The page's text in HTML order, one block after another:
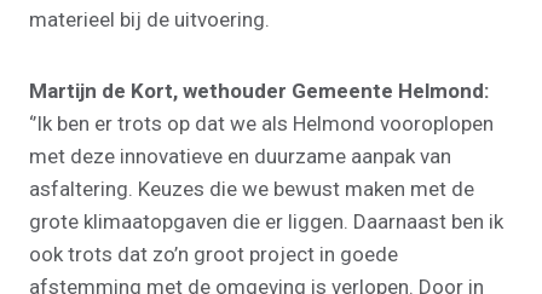
materieel bij de uitvoering.
Martijn de Kort, wethouder Gemeente Helmond:
‘’Ik ben er trots op dat we als Helmond vooroplopen
met deze innovatieve en duurzame aanpak van
asfaltering. Keuzes die we bewust maken met de
grote klimaatopgaven die er liggen. Daarnaast ben ik
ook trots dat zo’n groot project in goede
afstemming met de omgeving is verlopen. Door in